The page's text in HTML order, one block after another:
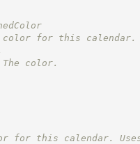
for this calendar.
The color.
for this calendar.